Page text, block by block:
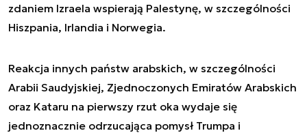
zdaniem Izraela wspierają Palestynę, w szczególności
Hiszpania, Irlandia i Norwegia.
Reakcja innych państw arabskich, w szczególności
Arabii Saudyjskiej, Zjednoczonych Emiratów Arabskich
oraz Kataru na pierwszy rzut oka wydaje się
jednoznacznie odrzucająca pomysł Trumpa i